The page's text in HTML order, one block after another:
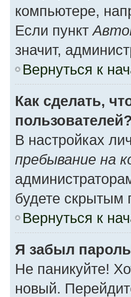
компьютере,
Если пункт
значит,
Вернуться к
Как сделать,
пользователей?
В настройках
пребывание на
будете скрытым
Вернуться к
Я забыл
Не паникуйте!
новый.